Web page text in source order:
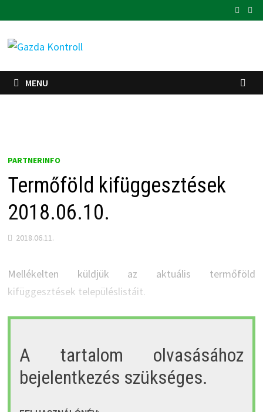
to
content
MENU
PARTNERINFO
Termőföld kifüggesztések
2018.06.10.
2018.06.11.
Mellékelten küldjük az aktuális termőföld
kifüggesztések településlistáit.
A tartalom olvasásához
bejelentkezés szükséges.